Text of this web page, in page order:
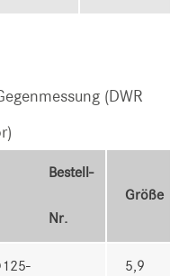
(DWR
Bestell-
Nr.
Größe
5,9